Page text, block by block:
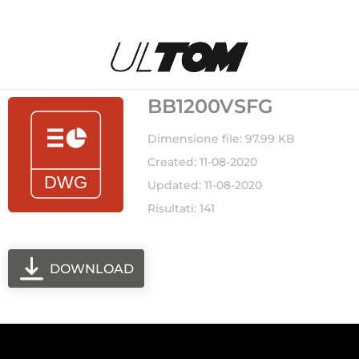
BB1200VSFG
Dimensione file: 97.99 KB
Created: 11-08-2020
Updated: 11-08-2020
Risultati: 141
DOWNLOAD